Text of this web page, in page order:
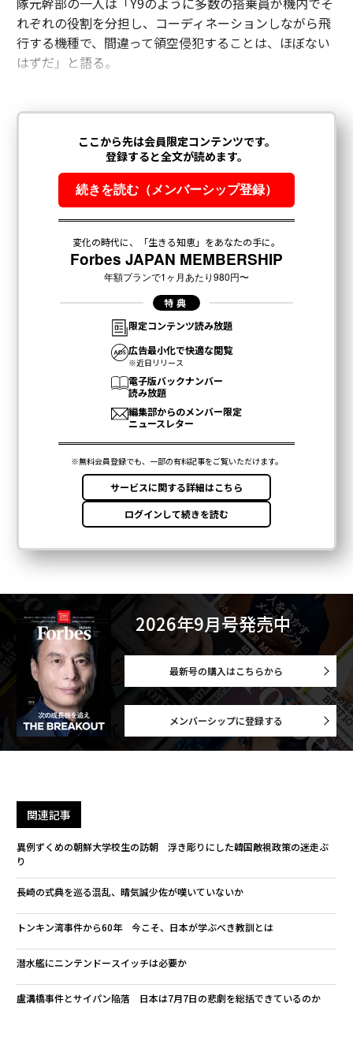
れぞれの役割を分担し、コーディネーションしながら飛
行する機種で、間違って領空侵犯することは、ほぼない
はずだ」と語る。
2026年9月号発売中
最新号の購入はこちらから
メンバーシップに登録する
関連記事
異例ずくめの朝鮮大学校生の訪朝 浮き彫りにした韓国敵視政策の迷走ぶ
り
長崎の式典を巡る混乱、晴気誠少佐が嘆いていないか
トンキン湾事件から60年 今こそ、日本が学ぶべき教訓とは
潜水艦にニンテンドースイッチは必要か
盧溝橋事件とサイパン陥落 日本は7月7日の悲劇を総括できているのか